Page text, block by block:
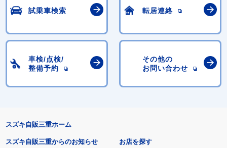
試乗車検索 転居連絡
車検/点検/
整備予約
その他の
お問い合わせ
スズキ自販三重ホーム
スズキ自販三重からのお知らせ お店を探す